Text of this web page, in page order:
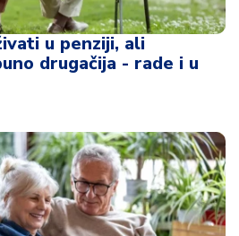
u penziji, ali
drugačija - rade i u